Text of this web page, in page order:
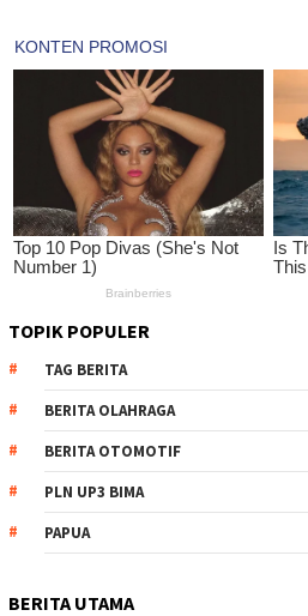
TOPIK POPULER
TAG BERITA
BERITA OLAHRAGA
BERITA OTOMOTIF
PLN UP3 BIMA
PAPUA
BERITA UTAMA